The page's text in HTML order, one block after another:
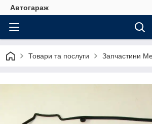
Автогараж
Товари та послуги Запчастини